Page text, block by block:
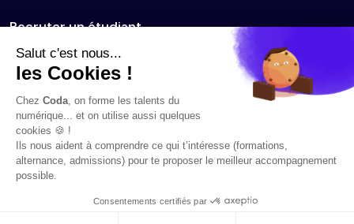
Recruter un étudiant
Déposer une offre d'emploi
© 2026 Tous droits réservés.
Politique de confidentialité
Politique cookies